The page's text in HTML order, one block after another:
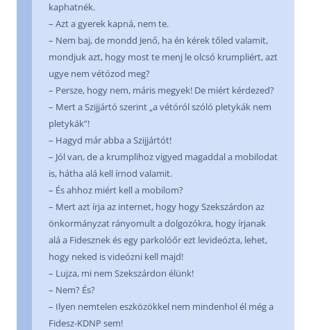
kaphatnék.
– Azt a gyerek kapná, nem te.
– Nem baj, de mondd Jenő, ha én kérek tőled valamit,
mondjuk azt, hogy most te menj le olcsó krumpliért, azt
ugye nem vétózod meg?
– Persze, hogy nem, máris megyek! De miért kérdezed?
– Mert a Szijjártó szerint „a vétóról szóló pletykák nem
pletykák”!
– Hagyd már abba a Szijjártót!
– Jól van, de a krumplihoz vigyed magaddal a mobilodat
is, hátha alá kell írnod valamit.
– És ahhoz miért kell a mobilom?
– Mert azt írja az internet, hogy hogy Szekszárdon az
önkormányzat rányomult a dolgozókra, hogy írjanak
alá a Fidesznek és egy parkolóőr ezt levideózta, lehet,
hogy neked is videózni kell majd!
– Lujza, mi nem Szekszárdon élünk!
– Nem? És?
– Ilyen nemtelen eszközökkel nem mindenhol él még a
Fidesz-KDNP sem!